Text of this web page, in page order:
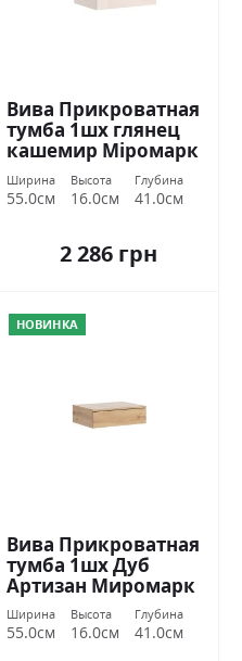
Вива Прикроватная
тумба 1шх глянец
кашемир Міромарк
Ширина
55.0см
Высота
16.0см
Глубина
41.0см
2 286 грн
НОВИНКА
Вива Прикроватная
тумба 1шх Дуб
Артизан Миромарк
Ширина
55.0см
Высота
16.0см
Глубина
41.0см